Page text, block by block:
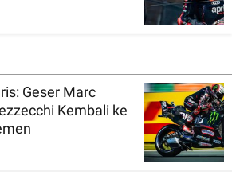
Geser Marc
Kembali ke